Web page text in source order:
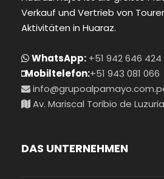
Verkauf und Vertrieb von
Aktivitäten in Huaraz.
WhatsApp: +51 942 646 424
Mobiltelefon:+51 943 081 066
Av. Mariscal Toribio de
DAS UNTERNEHMEN